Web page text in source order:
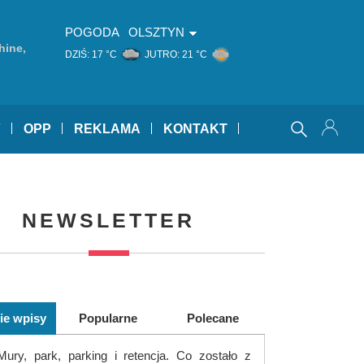
POGODA OLSZTYN
DZIŚ: 17 °C JUTRO: 21 °C
OPP REKLAMA KONTAKT
NEWSLETTER
wpisy Popularne Polecane
park, parking i retencja. Co zostało z